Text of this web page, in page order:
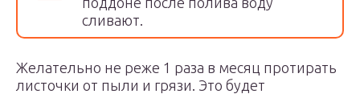
сливают.
Желательно не реже 1 раза в месяц протирать
листочки от пыли и грязи. Это будет